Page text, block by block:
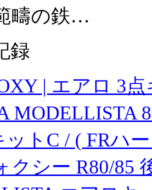
疇の鉄…
録
| エアロ 3
MODELLISTA
ットC / ( FRハ
クシー R80/85